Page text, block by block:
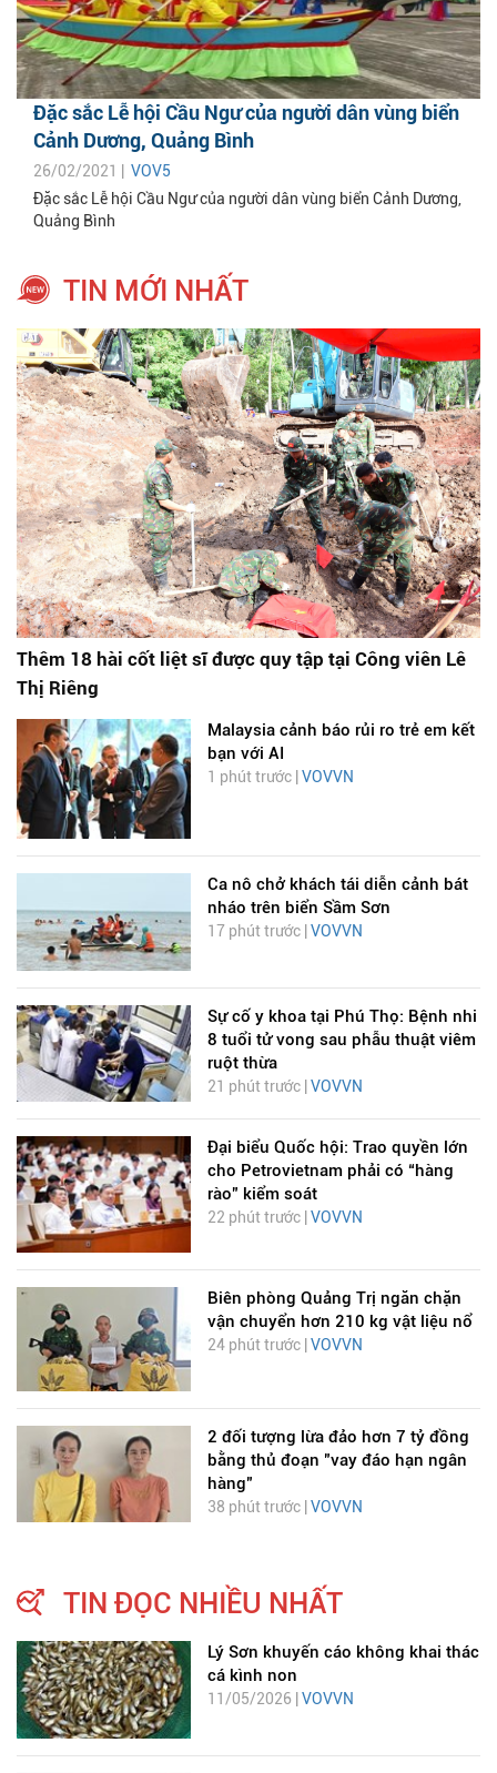
Đặc sắc Lễ hội Cầu Ngư của người dân vùng biển
Cảnh Dương, Quảng Bình
26/02/2021 | VOV5
Đặc sắc Lễ hội Cầu Ngư của người dân vùng biển Cảnh Dương,
Quảng Bình
TIN MỚI NHẤT
Thêm 18 hài cốt liệt sĩ được quy tập tại Công viên Lê
Thị Riêng
Malaysia cảnh báo rủi ro trẻ em kết
bạn với AI
1 phút trước | VOVVN
Ca nô chở khách tái diễn cảnh bát
nháo trên biển Sầm Sơn
17 phút trước | VOVVN
Sự cố y khoa tại Phú Thọ: Bệnh nhi
8 tuổi tử vong sau phẫu thuật viêm
ruột thừa
21 phút trước |VOVVN
Đại biểu Quốc hội: Trao quyền lớn
cho Petrovietnam phải có “hàng
rào” kiểm soát
22 phút trước | VOVVN
Biên phòng Quảng Trị ngăn chặn
vận chuyển hơn 210 kg vật liệu nổ
24 phút trước | VOVVN
2 đối tượng lừa đảo hơn 7 tỷ đồng
bằng thủ đoạn "vay đáo hạn ngân
hàng"
38 phút trước | VOVVN
TIN ĐỌC NHIỀU NHẤT
Lý Sơn khuyến cáo không khai thác
cá kình non
11/05/2026 | VOVVN